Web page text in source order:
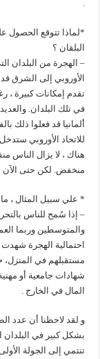
*لماذا تتوقع الحصول
البلقان ؟
– الهجرة من البلدان
الأوروبي إلى الشرق قد
تقدم إمكانات كبيرة ،
في تلك البلدان.
ألمانيا قد فعلوا ذلك
للاتحاد الأوروبي
هناك ، لا يزال الناس
منخفض. لكن حتى الآن
* علي سبيل المثال ،
– إذا سُمح للناس
والمتوسطين وربما
احتمالية الهجرة
مستقبلهم في
شهادات جامعية أو
المال في الخارج .
و لقد لاحظنا أن عدد
بشكل كبير في البلدان
تنتمي إلى الجولة